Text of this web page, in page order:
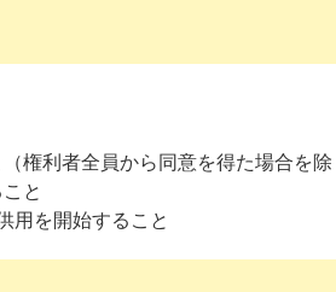
権利者全員から同意を得た場合を除
と
用を開始すること